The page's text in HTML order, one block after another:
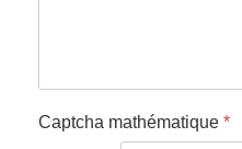
Captcha mathématique *